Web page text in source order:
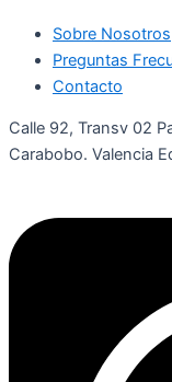
Sobre Nosotros
Preguntas
Contacto
Calle 92, Transv 02
Carabobo. Valencia